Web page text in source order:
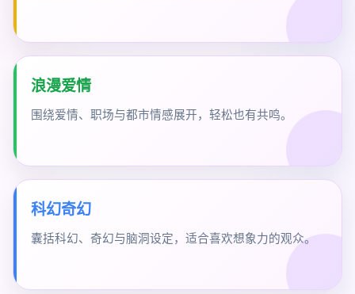
浪漫爱情
围绕爱情、职场与都市情感展开，轻松也有共鸣。
科幻奇幻
囊括科幻、奇幻与脑洞设定，适合喜欢想象力的观众。